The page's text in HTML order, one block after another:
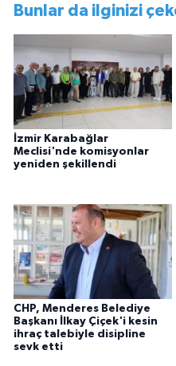
Bunlar da ilginizi
İzmir Karabağlar
Meclisi'nde komisyonlar
yeniden şekillendi
CHP, Menderes Belediye
Başkanı İlkay Çiçek'i kesin
ihraç talebiyle disipline
sevk etti